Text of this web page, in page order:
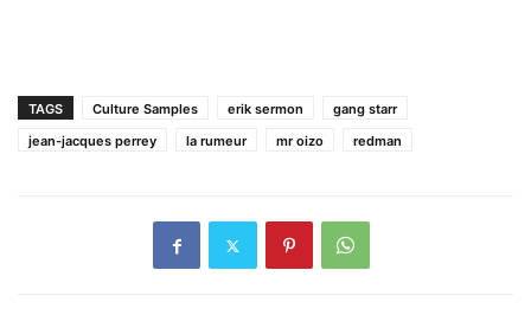
TAGS Culture Samples erik sermon
gang starr
jean-jacques perrey
la rumeur mr oizo redman